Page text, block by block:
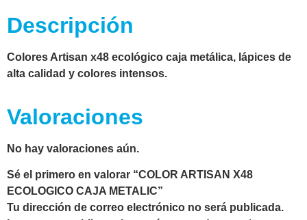
Descripción
Colores Artisan x48 ecológico caja metálica, lápices de
alta calidad y colores intensos.
Valoraciones
No hay valoraciones aún.
Sé el primero en valorar “COLOR ARTISAN X48
ECOLOGICO CAJA METALIC”
Tu dirección de correo electrónico no será publicada.